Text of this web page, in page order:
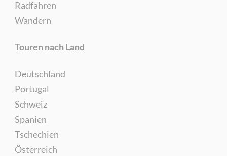
Radfahren
Wandern
Touren nach Land
Deutschland
Portugal
Schweiz
Spanien
Tschechien
Österreich